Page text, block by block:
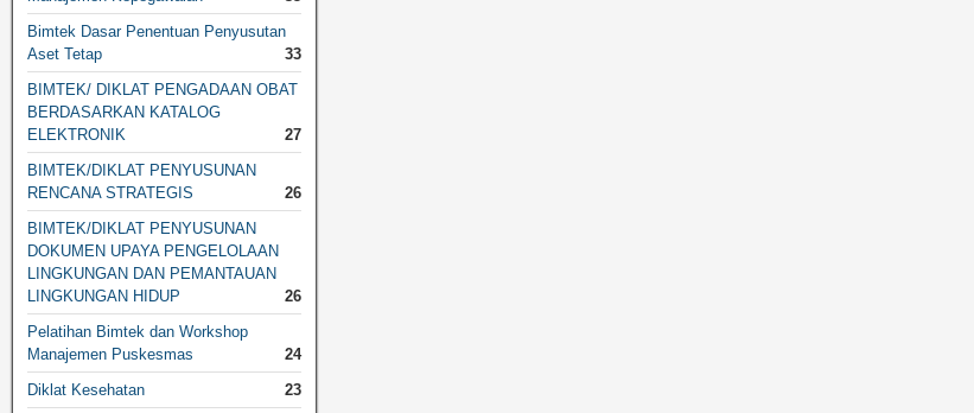
Bimtek Dasar Penentuan Penyusutan
Aset Tetap
33
BIMTEK/ DIKLAT PENGADAAN OBAT
BERDASARKAN KATALOG
ELEKTRONIK
27
BIMTEK/DIKLAT PENYUSUNAN
RENCANA STRATEGIS
26
BIMTEK/DIKLAT PENYUSUNAN
DOKUMEN UPAYA PENGELOLAAN
LINGKUNGAN DAN PEMANTAUAN
LINGKUNGAN HIDUP
26
Pelatihan Bimtek dan Workshop
Manajemen Puskesmas
24
Diklat Kesehatan
23